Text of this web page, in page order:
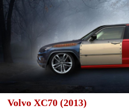
Volvo XC70 (2013)